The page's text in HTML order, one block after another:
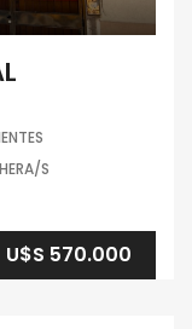
S
U$S 570.000